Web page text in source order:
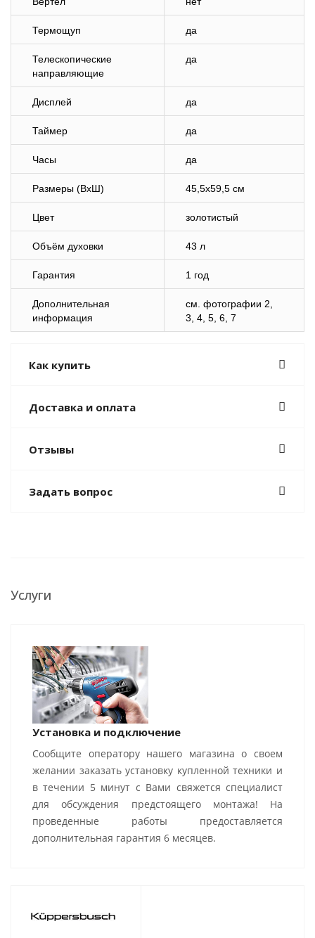
Термощуп да
Телескопические
направляющие
да
Дисплей да
Таймер да
Часы да
Размеры (ВхШ) 45,5х59,5 см
Цвет золотистый
Объём духовки 43 л
Гарантия 1 год
Дополнительная
информация
cм. фотографии 2,
3, 4, 5, 6, 7
Как купить
Доставка и оплата
Отзывы
Задать вопрос
Услуги
Установка и подключение
Сообщите оператору нашего магазина о своем
желании заказать установку купленной техники и
в течении 5 минут с Вами свяжется специалист
для обсуждения предстоящего монтажа! На
проведенные работы предоставляется
дополнительная гарантия 6 месяцев.